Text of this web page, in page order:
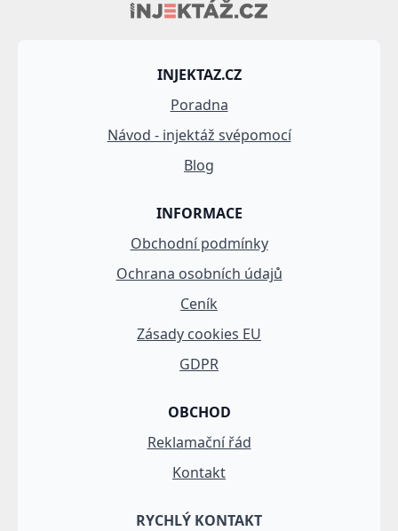
INJEKTAZ.CZ
Poradna
Návod - injektáž svépomocí
Blog
INFORMACE
Obchodní podmínky
Ochrana osobních údajů
Ceník
Zásady cookies EU
GDPR
OBCHOD
Reklamační řád
Kontakt
RYCHLÝ KONTAKT